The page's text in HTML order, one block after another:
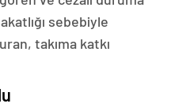
sebebiyle
takıma katkı